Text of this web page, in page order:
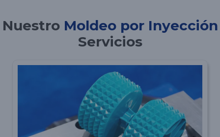
Nuestro Moldeo por Inyección
Servicios